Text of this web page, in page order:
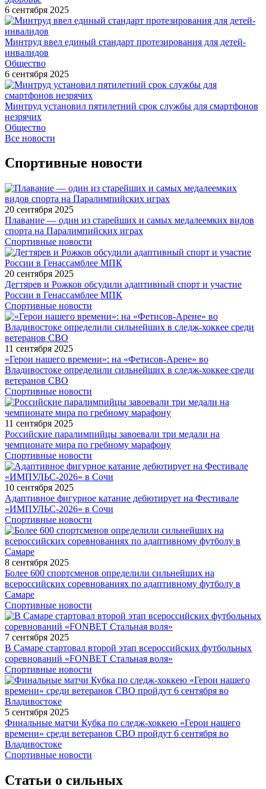
6 сентября 2025
Минтруд ввел единый стандарт протезирования для детей-
инвалидов
Общество
6 сентября 2025
Минтруд установил пятилетний срок службы для смартфонов
незрячих
Общество
Все новости
Спортивные новости
20 сентября 2025
Плавание — один из старейших и самых медалеемких видов
спорта на Паралимпийских играх
Спортивные новости
20 сентября 2025
Дегтярев и Рожков обсудили адаптивный спорт и участие
России в Генассамблее МПК
Спортивные новости
11 сентября 2025
«Герои нашего времени»: на «Фетисов-Арене» во
Владивостоке определили сильнейших в следж-хоккее среди
ветеранов СВО
Спортивные новости
11 сентября 2025
Российские паралимпийцы завоевали три медали на
чемпионате мира по гребному марафону
Спортивные новости
10 сентября 2025
Адаптивное фигурное катание дебютирует на Фестивале
«ИМПУЛЬС-2026» в Сочи
Спортивные новости
8 сентября 2025
Более 600 спортсменов определили сильнейших на
всероссийских соревнованиях по адаптивному футболу в
Самаре
Спортивные новости
7 сентября 2025
В Самаре стартовал второй этап всероссийских футбольных
соревнований «FONBET Стальная воля»
Спортивные новости
5 сентября 2025
Финальные матчи Кубка по следж-хоккею «Герои нашего
времени» среди ветеранов СВО пройдут 6 сентября во
Владивостоке
Спортивные новости
Статьи о сильных